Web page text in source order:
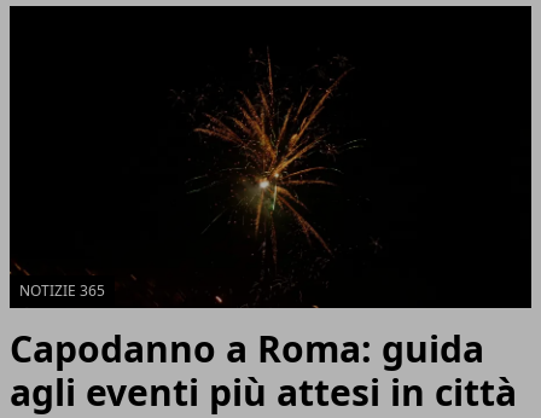
NOTIZIE 365
Capodanno a Roma: guida
agli eventi più attesi in città